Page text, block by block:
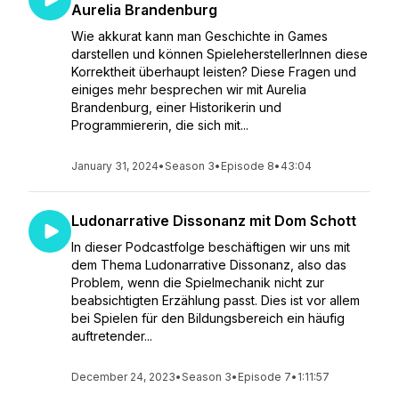
Aurelia Brandenburg
Wie akkurat kann man Geschichte in Games
darstellen und können SpieleherstellerInnen diese
Korrektheit überhaupt leisten? Diese Fragen und
einiges mehr besprechen wir mit Aurelia
Brandenburg, einer Historikerin und
Programmiererin, die sich mit...
January 31, 2024•Season 3• Episode 8• 43:04
Ludonarrative Dissonanz mit Dom Schott
In dieser Podcastfolge beschäftigen wir uns mit
dem Thema Ludonarrative Dissonanz, also das
Problem, wenn die Spielmechanik nicht zur
beabsichtigten Erzählung passt. Dies ist vor allem
bei Spielen für den Bildungsbereich ein häufig
auftretender...
December 24, 2023•Season 3• Episode 7• 1:11:57